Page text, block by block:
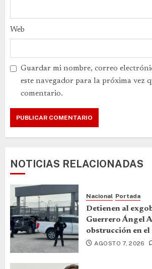
Web
Guardar mi nombre, correo
este navegador para la próxima vez
comentario.
NOTICIAS RELACIONADAS
Nacional Portada
Detienen al
Guerrero Ángel
obstrucción en
AGOSTO 7, 2026